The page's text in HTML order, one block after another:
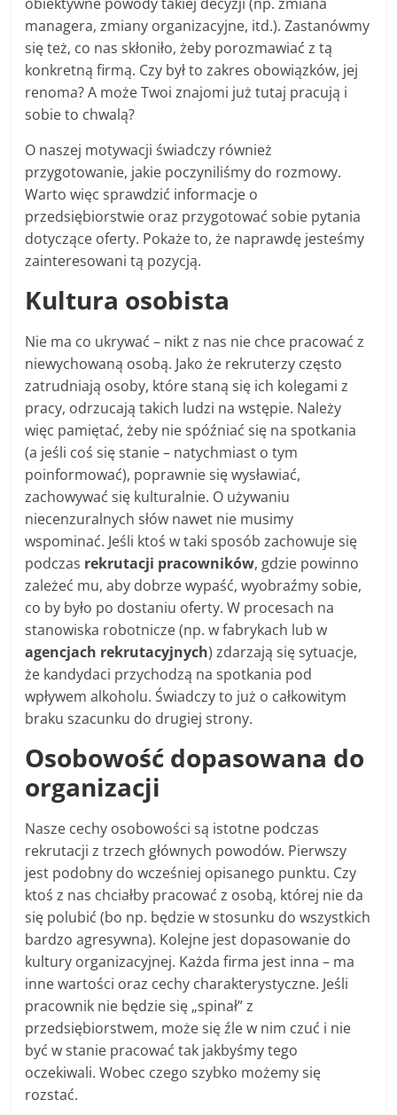
managera, zmiany organizacyjne, itd.). Zastanówmy
się też, co nas skłoniło, żeby porozmawiać z tą
konkretną firmą. Czy był to zakres obowiązków, jej
renoma? A może Twoi znajomi już tutaj pracują i
sobie to chwalą?
O naszej motywacji świadczy również
przygotowanie, jakie poczyniliśmy do rozmowy.
Warto więc sprawdzić informacje o
przedsiębiorstwie oraz przygotować sobie pytania
dotyczące oferty. Pokaże to, że naprawdę jesteśmy
zainteresowani tą pozycją.
Kultura osobista
Nie ma co ukrywać – nikt z nas nie chce pracować z
niewychowaną osobą. Jako że rekruterzy często
zatrudniają osoby, które staną się ich kolegami z
pracy, odrzucają takich ludzi na wstępie. Należy
więc pamiętać, żeby nie spóźniać się na spotkania
(a jeśli coś się stanie – natychmiast o tym
poinformować), poprawnie się wysławiać,
zachowywać się kulturalnie. O używaniu
niecenzuralnych słów nawet nie musimy
wspominać. Jeśli ktoś w taki sposób zachowuje się
podczas rekrutacji pracowników, gdzie powinno
zależeć mu, aby dobrze wypaść, wyobraźmy sobie,
co by było po dostaniu oferty. W procesach na
stanowiska robotnicze (np. w fabrykach lub w
agencjach rekrutacyjnych) zdarzają się sytuacje,
że kandydaci przychodzą na spotkania pod
wpływem alkoholu. Świadczy to już o całkowitym
braku szacunku do drugiej strony.
Osobowość dopasowana do
organizacji
Nasze cechy osobowości są istotne podczas
rekrutacji z trzech głównych powodów. Pierwszy
jest podobny do wcześniej opisanego punktu. Czy
ktoś z nas chciałby pracować z osobą, której nie da
się polubić (bo np. będzie w stosunku do wszystkich
bardzo agresywna). Kolejne jest dopasowanie do
kultury organizacyjnej. Każda firma jest inna – ma
inne wartości oraz cechy charakterystyczne. Jeśli
pracownik nie będzie się „spinał” z
przedsiębiorstwem, może się źle w nim czuć i nie
być w stanie pracować tak jakbyśmy tego
oczekiwali. Wobec czego szybko możemy się
rozstać.